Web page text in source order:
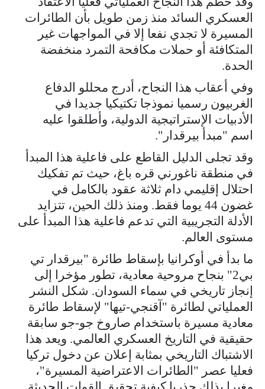
العسكري السائد منذ زمن طويل بأن الطائرات
المسيرة لا تجدي نفعا إلا في المواجهات غير
المتكافئة أو حملات مكافحة التمرد منخفضة
الحدة.
وفي أعقاب هذا النجاح، أدرج محللو الدفاع
الغربيون رسميا نموذجا تكتيكيا جديدا في
الأدبيات الإستراتيجية الدولية، وأطلقوا عليه
اسم "مبدأ بيرقدار".
وقد تجلى الدليل القاطع على فاعلية هذا المبدأ
في منطقة ناغورني قره باغ، حيث تم تفكيك
احتلال إقليمي دام ثلاثة عقود بالكامل في
غضون 44 يوما فقط. ومنذ ذلك الحين، تتزايد
الأدلة التجريبية التي تدعم فاعلية هذا المبدأ على
مستوى العالم.
ما بدأ في أوكرانيا بإسقاط طائرة "بيرقدار تي
بي2" بنجاح مروحية معادية، تطور مؤخرا إلى
إنجاز تاريخي في سماء السودان. شكل النشر
العملياتي لطائرة "آقنجي-تيها" لإسقاط طائرة
معادية مسيرة باستخدام صاروخ جو-جو سابقة
حقيقية في التاريخ العسكري العالمي. ويعد هذا
الاشتباك التاريخي بمثابة إعلان عن دخول تركيا
فعليا عصر "الطائرات الاعتراضية المسيرة"،